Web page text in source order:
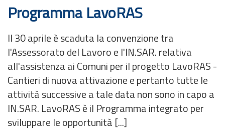
Programma LavoRAS
Il 30 aprile è scaduta la convenzione tra
l'Assessorato del Lavoro e l'IN.SAR. relativa
all'assistenza ai Comuni per il progetto LavoRAS -
Cantieri di nuova attivazione e pertanto tutte le
attività successive a tale data non sono in capo a
IN.SAR. LavoRAS è il Programma integrato per
sviluppare le opportunità [...]